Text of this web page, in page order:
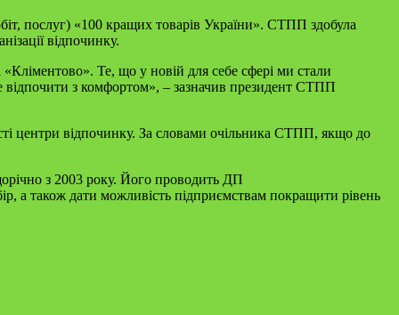
послуг) «100 кращих товарів України». СТПП здобула
відпочинку.
Те, що у новій для себе сфері ми стали
відпочити з комфортом», – зазначив президент СТПП
центри відпочинку. За словами очільника СТПП, якщо до
з 2003 року. Його проводить ДП
а також дати можливість підприємствам покращити рівень